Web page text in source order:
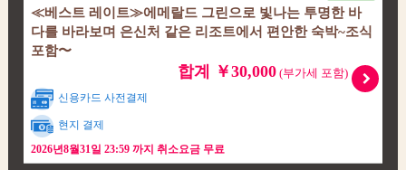
≪베스트 레이트≫에메랄드 그린으로 빛나는 투명한 바
다를 바라보며 은신처 같은 리조트에서 편안한 숙박~조식
포함〜
합계 ￥30,000(부가세 포함)
신용카드 사전결제
현지 결제
2026년8월31일 23:59 까지 취소요금 무료